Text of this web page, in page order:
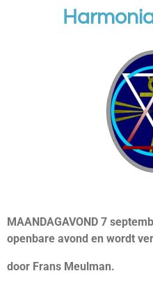
MAANDAGAVOND 7
openbare avond en wordt
door Frans Meulman.